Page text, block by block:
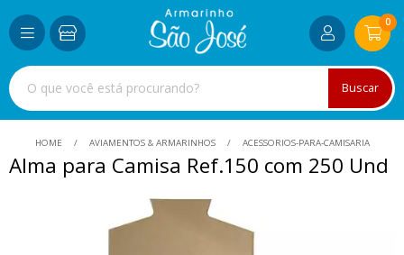
Buscar
0
HOME AVIAMENTOS & ARMARINHOS ACESSORIOS-PARA-CAMISARIA
Alma para Camisa Ref.150 com 250 Und